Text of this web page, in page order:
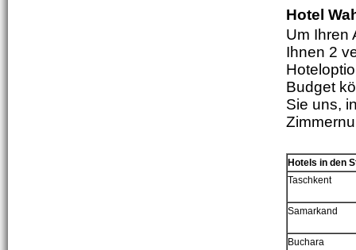
Hotel
Um Ihren
Ihnen 2
Budget
Sie uns,
Hotels in den
Taschkent
Samarkand
Buchara